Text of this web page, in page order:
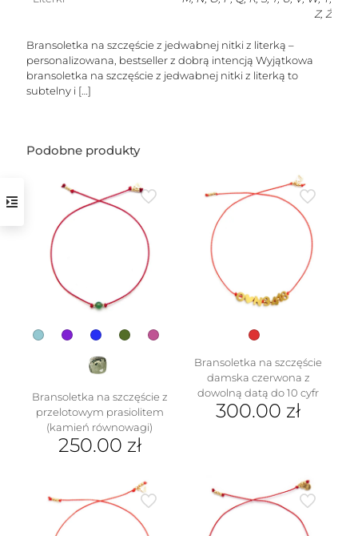
Z, Ż
Bransoletka na szczęście z jedwabnej nitki z literką –
personalizowana, bestseller z dobrą intencją Wyjątkowa
bransoletka na szczęście z jedwabnej nitki z literką to
subtelny i […]
Podobne produkty
Bransoletka na szczęście z
przelotowym prasiolitem
(kamień równowagi)
250.00 zł
ma
wiele
wariantów.
Bransoletka na szczęście
damska czerwona z
dowolną datą do 10 cyfr
300.00 zł